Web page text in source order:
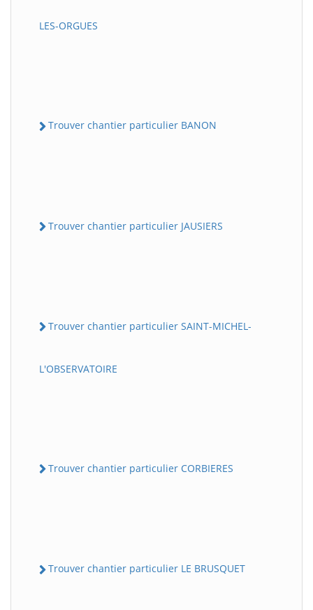
LES-ORGUES
Trouver chantier particulier BANON
Trouver chantier particulier JAUSIERS
Trouver chantier particulier SAINT-MICHEL-
L'OBSERVATOIRE
Trouver chantier particulier CORBIERES
Trouver chantier particulier LE BRUSQUET